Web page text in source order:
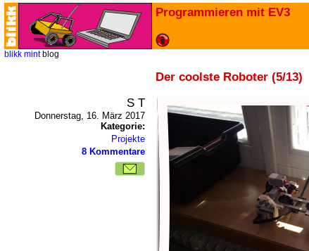
Programmieren mit EV3
blikk mint blog
Der coolste Roboter (5/13)
S T
Donnerstag, 16. März 2017
Kategorie:
Projekte
8 Kommentare